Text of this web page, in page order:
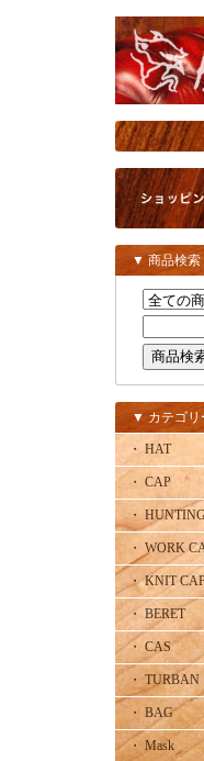
▼ 商品検索
▼ カテゴリ
・ HAT
・ CAP
・ HUNTING
・ WORK
・ KNIT
・ BERET
・ CAS
・ TURBAN
・ BAG
・ Mask